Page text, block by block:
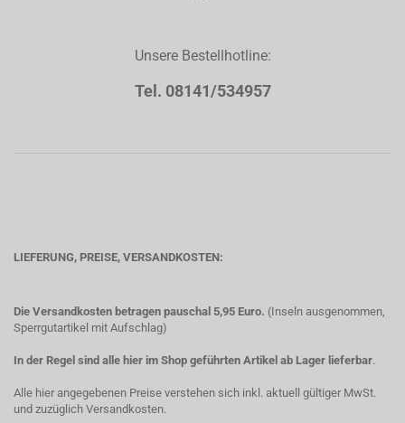
Unsere Bestellhotline:
Tel. 08141/534957
LIEFERUNG, PREISE, VERSANDKOSTEN:
Die Versandkosten betragen pauschal 5,95 Euro. (Inseln ausgenommen,
Sperrgutartikel mit Aufschlag)
In der Regel sind alle hier im Shop geführten Artikel ab Lager lieferbar.
Alle hier angegebenen Preise verstehen sich inkl. aktuell gültiger MwSt.
und zuzüglich Versandkosten.